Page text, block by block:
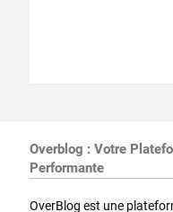
Overblog : Votre
Performante
OverBlog est une